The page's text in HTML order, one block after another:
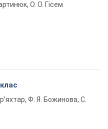
О. О. Гісем
Ф. Я. Божинова, С.